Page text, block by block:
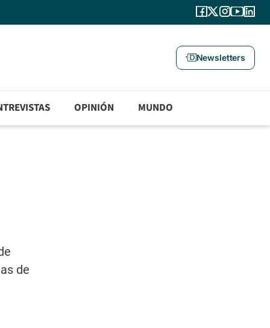
Newsletters
OPINIÓN MUNDO
de